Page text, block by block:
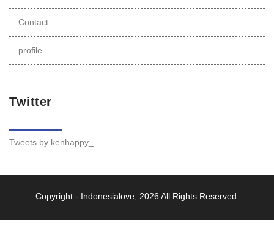
Contact
profile
Twitter
Tweets by kenhappy_
Copyright - Indonesialove, 2026 All Rights Reserved.